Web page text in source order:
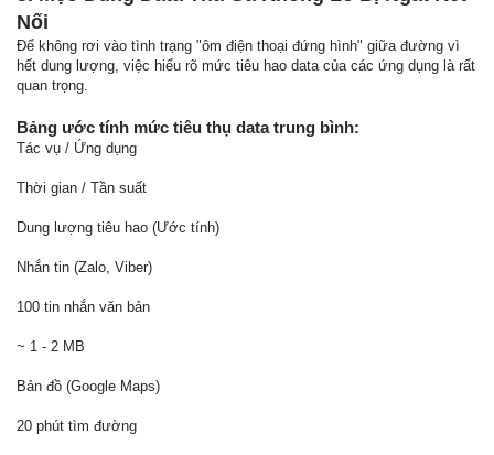
Nối
Để không rơi vào tình trạng "ôm điện thoại đứng hình" giữa đường vì
hết dung lượng, việc hiểu rõ mức tiêu hao data của các ứng dụng là rất
quan trọng.
Bảng ước tính mức tiêu thụ data trung bình:
Tác vụ / Ứng dụng
Thời gian / Tần suất
Dung lượng tiêu hao (Ước tính)
Nhắn tin (Zalo, Viber)
100 tin nhắn văn bản
~ 1 - 2 MB
Bản đồ (Google Maps)
20 phút tìm đường